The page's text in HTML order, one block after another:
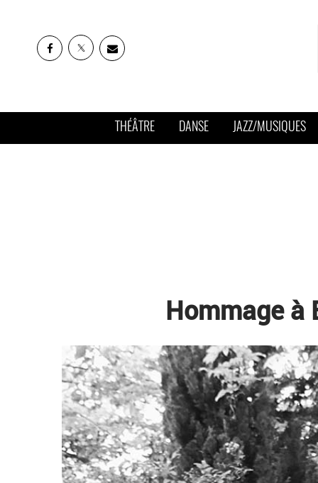
THÉÂTRE DANSE JAZZ/MUSIQUES
Hommage à